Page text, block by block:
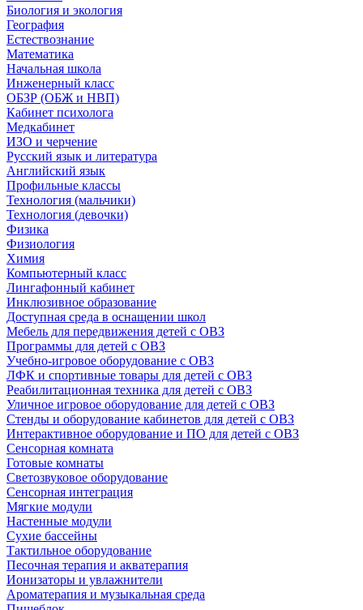
Биология и экология
География
Естествознание
Математика
Начальная школа
Инженерный класс
ОБЗР (ОБЖ и НВП)
Кабинет психолога
Медкабинет
ИЗО и черчение
Русский язык и литература
Английский язык
Профильные классы
Технология (мальчики)
Технология (девочки)
Физика
Физиология
Химия
Компьютерный класс
Лингафонный кабинет
Инклюзивное образование
Доступная среда в оснащении школ
Мебель для передвижения детей с ОВЗ
Программы для детей с ОВЗ
Учебно-игровое оборудование с ОВЗ
ЛФК и спортивные товары для детей с ОВЗ
Реабилитационная техника для детей с ОВЗ
Уличное игровое оборудование для детей с ОВЗ
Стенды и оборудование кабинетов для детей с ОВЗ
Интерактивное оборудование и ПО для детей с ОВЗ
Сенсорная комната
Готовые комнаты
Светозвуковое оборудование
Сенсорная интеграция
Мягкие модули
Настенные модули
Сухие бассейны
Тактильное оборудование
Песочная терапия и акватерапия
Ионизаторы и увлажнители
Ароматерапия и музыкальная среда